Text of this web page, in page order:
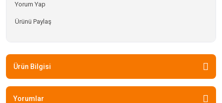
Yorum Yap
Ürünü Paylaş
Ürün Bilgisi
Yorumlar